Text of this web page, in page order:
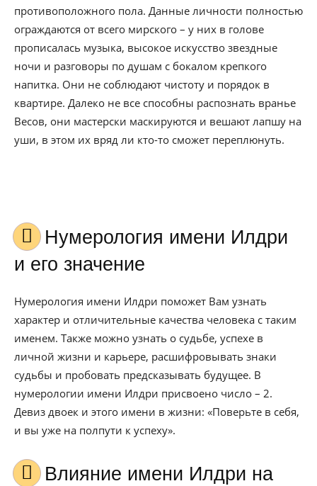
противоположного пола. Данные личности полностью
ограждаются от всего мирского – у них в голове
прописалась музыка, высокое искусство звездные
ночи и разговоры по душам с бокалом крепкого
напитка. Они не соблюдают чистоту и порядок в
квартире. Далеко не все способны распознать вранье
Весов, они мастерски маскируются и вешают лапшу на
уши, в этом их вряд ли кто-то сможет переплюнуть.
Нумерология имени Илдри
и его значение
Нумерология имени Илдри поможет Вам узнать
характер и отличительные качества человека с таким
именем. Также можно узнать о судьбе, успехе в
личной жизни и карьере, расшифровывать знаки
судьбы и пробовать предсказывать будущее. В
нумерологии имени Илдри присвоено число – 2.
Девиз двоек и этого имени в жизни: «Поверьте в себя,
и вы уже на полпути к успеху».
Влияние имени Илдри на